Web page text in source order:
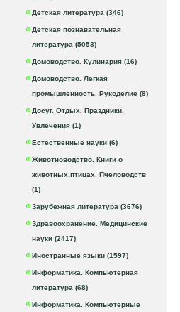
Детская литература (346)
Детская познавательная
литература (5053)
Домоводство. Кулинария (16)
Домоводство. Легкая
промышленность. Рукоделие (8)
Досуг. Отдых. Праздники.
Увлечения (1)
Естественные науки (6)
Животноводство. Книги о
животных,птицах. Пчеловодств
(1)
Зарубежная литература (3676)
Здравоохранение. Медицинские
науки (2417)
Иностранные языки (1597)
Информатика. Компьютерная
литература (68)
Информатика. Компьютерные